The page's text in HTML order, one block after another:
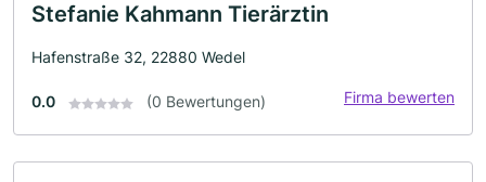
Stefanie Kahmann Tierärztin
Hafenstraße 32, 22880 Wedel
0.0 (0 Bewertungen) Firma bewerten